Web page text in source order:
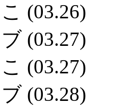
(03.26)
(03.27)
(03.27)
(03.28)